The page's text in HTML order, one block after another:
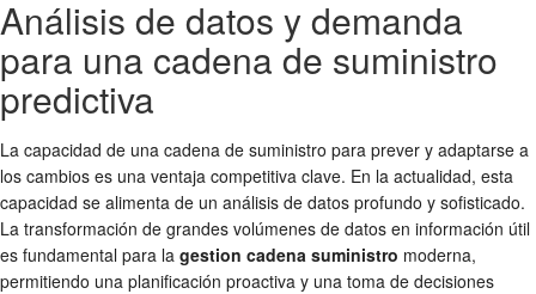
Análisis de datos y demanda
para una cadena de suministro
predictiva
La capacidad de una cadena de suministro para prever y adaptarse a
los cambios es una ventaja competitiva clave. En la actualidad, esta
capacidad se alimenta de un análisis de datos profundo y sofisticado.
La transformación de grandes volúmenes de datos en información útil
es fundamental para la gestion cadena suministro moderna,
permitiendo una planificación proactiva y una toma de decisiones